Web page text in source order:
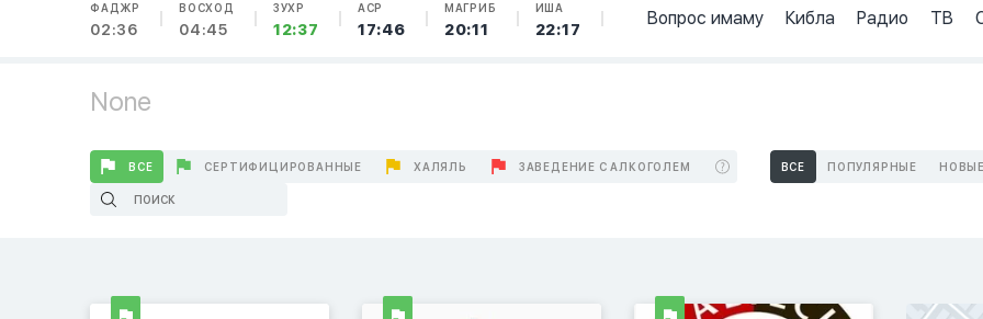
ФАДЖР
02:36
ВОСХОД
04:45
ЗУХР
12:37
АСР
17:46
МАГРИБ
20:11
ИША
22:17
Вопрос имаму Кибла Радио ТВ
None
ВСЕ СЕРТИФИЦИРОВАННЫЕ ХАЛЯЛЬ ЗАВЕДЕНИЕ С АЛКОГОЛЕМ ВСЕ ПОПУЛЯРНЫЕ НОВЫЕ